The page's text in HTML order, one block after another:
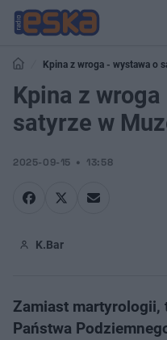
Kpina z wroga - wystawa o
Kpina z
satyrze w
2025-09-15 13:58
K.Bar
Zamiast
Państwa